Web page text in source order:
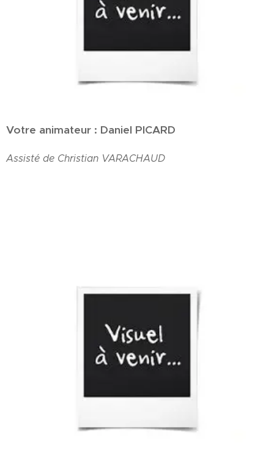
Votre animateur : Daniel PICARD
Assisté de Christian VARACHAUD